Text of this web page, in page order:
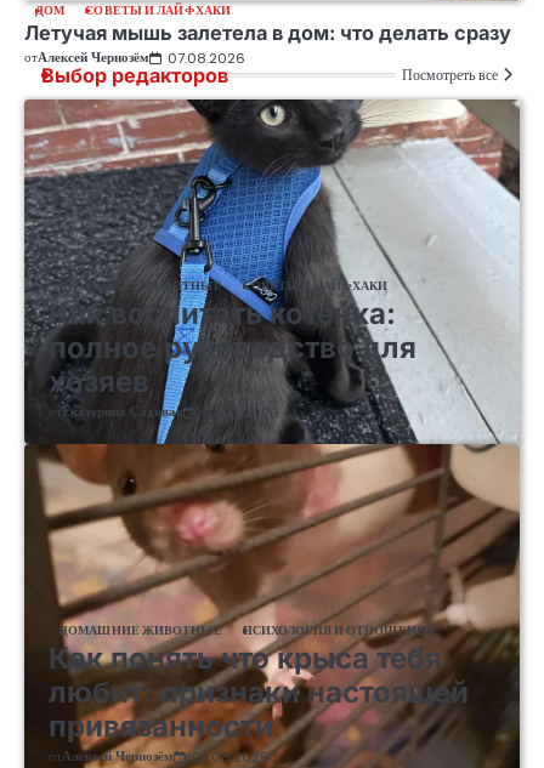
ДОМ СОВЕТЫ И ЛАЙФХАКИ
Летучая мышь залетела в дом: что делать сразу
отАлексей Чернозём 07.08.2026
Выбор редакторов Посмотреть все
ДОМАШНИЕ ЖИВОТНЫЕ СОВЕТЫ И ЛАЙФХАКИ
Как воспитать котенка:
полное руководство для
хозяев
отЕкатерина Садовая 07.08.2026
ДОМАШНИЕ ЖИВОТНЫЕ ПСИХОЛОГИЯ И ОТНОШЕНИЯ
Как понять что крыса тебя
любит: признаки настоящей
привязанности
отАлексей Чернозём 07.08.2026